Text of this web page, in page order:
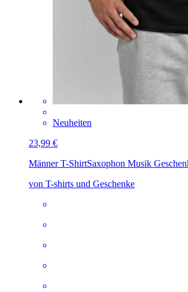
Neuheiten
23,99 €
Männer T-ShirtSaxophon Musik
von T-shirts und Geschenke